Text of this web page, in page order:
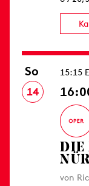
So
14
15:15
DIE
von